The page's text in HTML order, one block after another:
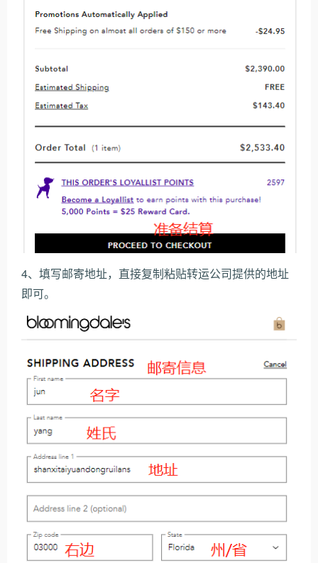
4、填写邮寄地址，直接复制粘贴转运公司提供的地址
即可。